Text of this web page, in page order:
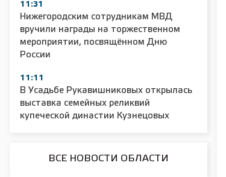
11:31
Нижегородским сотрудникам МВД
вручили награды на торжественном
мероприятии, посвящённом Дню
России
11:11
В Усадьбе Рукавишниковых открылась
выставка семейных реликвий
купеческой династии Кузнецовых
ВСЕ НОВОСТИ ОБЛАСТИ